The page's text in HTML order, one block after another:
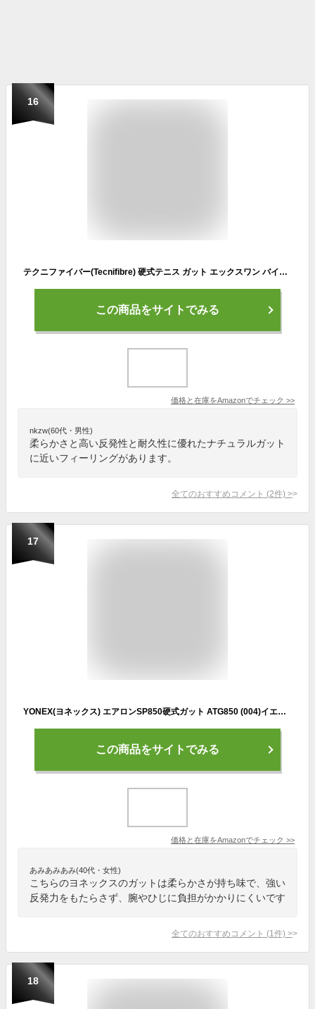
16
テクニファイバー(Tecnifibre) 硬式テニス ガット エックスワン バイフェイズ 12m ブラック 1.24mm TFG201
この商品をサイトでみる
価格と在庫をAmazonでチェック >>
nkzw(60代・男性)
柔らかさと高い反発性と耐久性に優れたナチュラルガット
に近いフィーリングがあります。
全てのおすすめコメント (2件) >
17
YONEX(ヨネックス) エアロンSP850硬式ガット ATG850 (004)イエロー
この商品をサイトでみる
価格と在庫をAmazonでチェック >>
あみあみあみ(40代・女性)
こちらのヨネックスのガットは柔らかさが持ち味で、強い
反発力をもたらさず、腕やひじに負担がかかりにくいです
全てのおすすめコメント (1 件) >
18